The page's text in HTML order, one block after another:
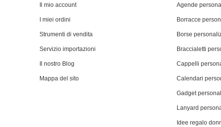
Il mio account
I miei ordini
Strumenti di vendita
Servizio importazioni
Il nostro Blog
Mappa del sito
Agende
Borracce
Borse
Braccialetti
Cappelli
Calendari
Gadget
Lanyard
Idee regalo